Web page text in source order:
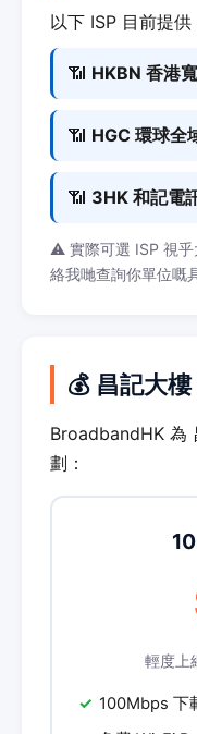
以下 ISP 目前提供
📶 HKBN 香港
📶 HGC 環球全
📶 3HK 和記電
⚠️ 實際可選 ISP 視
絡我哋查詢你單位嘅
💰 昌記大
BroadbandHK 為
劃：
輕度上
100Mbps 下